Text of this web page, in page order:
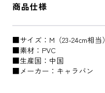
商品仕様
■サイズ：M（23-24cm相当）
■素材：PVC
■生産国：中国
■メーカー：キャラバン